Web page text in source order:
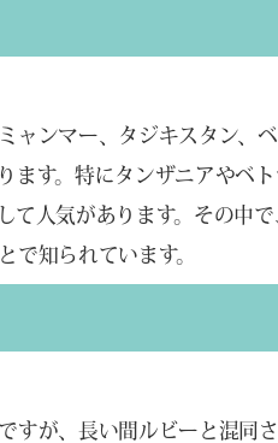
ャンマー、タジキスタン、
ます。特にタンザニアやベ
て人気があります。その中
で知られています。
すが、長い間ルビーと混同